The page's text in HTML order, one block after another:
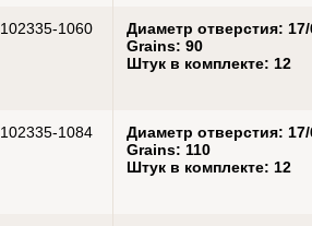
102335-1060
Диаметр отверстия: 17/
Grains: 90
Штук в комплекте: 12
102335-1084
Диаметр отверстия: 17/
Grains: 110
Штук в комплекте: 12